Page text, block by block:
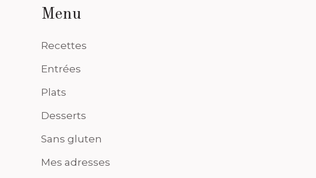
Menu
Recettes
Entrées
Plats
Desserts
Sans gluten
Mes adresses